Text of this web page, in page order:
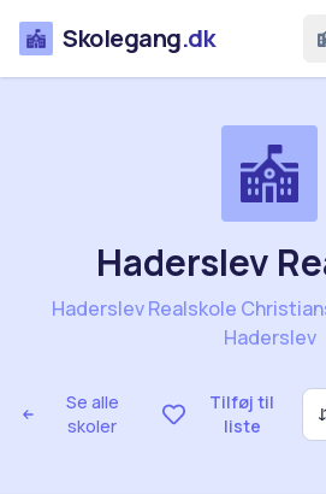
Skolegang.dk
Se alle
skoler
Tilføj til
liste
Haderslev
Haderslev Realskole
Haderslev